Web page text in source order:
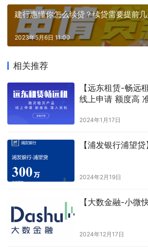
建行惠懂你怎么续贷？续贷需要提前几
2023年5月6日 11:00
相关推荐
【远东租赁-畅远
线上申请 额度高
2024年1月17日
【浦发银行浦望贷
2024年2月19日
【大数金融-小微
2024年12月17日